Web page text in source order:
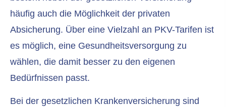
häufig auch die Möglichkeit der privaten
Absicherung. Über eine Vielzahl an PKV-Tarifen ist
es möglich, eine Gesundheitsversorgung zu
wählen, die damit besser zu den eigenen
Bedürfnissen passt.
Bei der gesetzlichen Kranken­ver­si­che­rung sind